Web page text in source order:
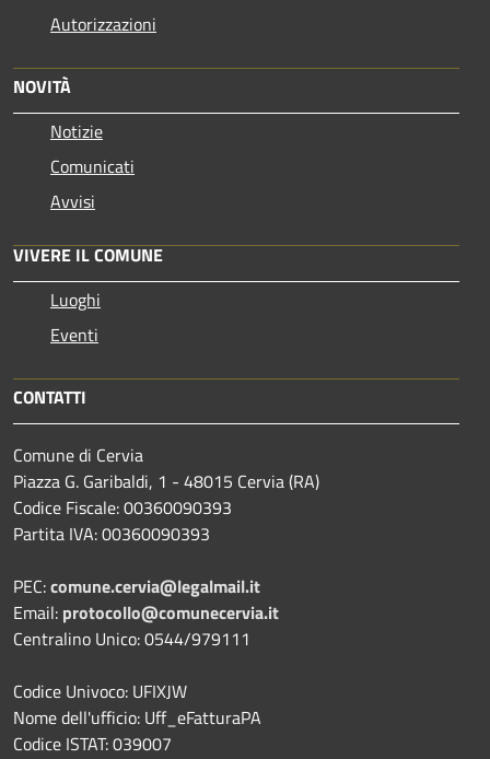
Autorizzazioni
NOVITÀ
Notizie
Comunicati
Avvisi
VIVERE IL COMUNE
Luoghi
Eventi
CONTATTI
Comune di Cervia
Piazza G. Garibaldi, 1 - 48015 Cervia (RA)
Codice Fiscale: 00360090393
Partita IVA: 00360090393
PEC:comune.cervia@legalmail.it
Email: protocollo@comunecervia.it
Centralino Unico: 0544/979111
Codice Univoco: UFIXJW
Nome dell'ufficio: Uff_eFatturaPA
Codice ISTAT: 039007